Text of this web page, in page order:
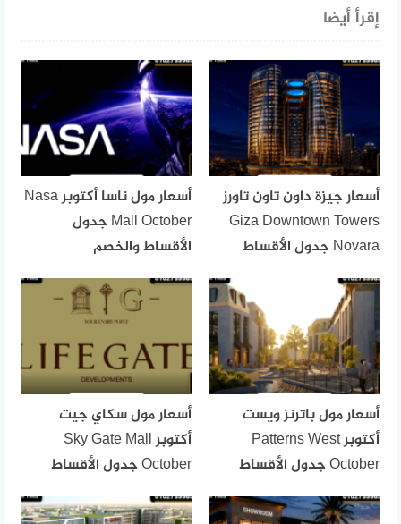
إقرأ أيضا
أسعار جيزة داون تاون تاورز
Giza Downtown Towers
Novara جدول الأقساط
أسعار مول ناسا أكتوبر Nasa
Mall October جدول
الأقساط والخصم
أسعار مول باترنز ويست
أكتوبر Patterns West
October جدول الأقساط
أسعار مول سكاي جيت
أكتوبر Sky Gate Mall
October جدول الأقساط